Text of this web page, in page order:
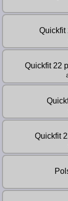
Quickfit
Quickfit 22
Quickfit